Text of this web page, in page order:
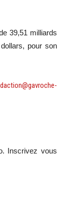
39,51 milliards
pour son
Inscrivez vous